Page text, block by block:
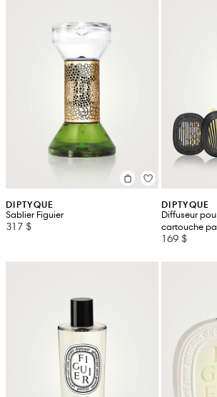
DIPTYQUE
Sablier Figuier
317 $
DIPTYQUE
Diffuseur
cartouche
169 $